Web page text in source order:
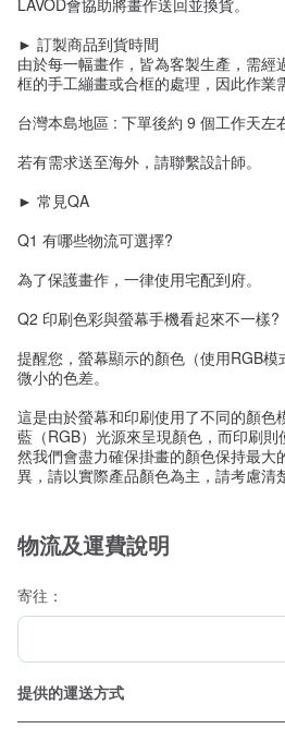
LAVOD會協助將畫作送回並換貨。
► 訂製商品到貨時間
由於每一幅畫作，皆為客製生產，需
框的手工繃畫或合框的處理，因此作業
台灣本島地區 : 下單後約 9 個工作天
若有需求送至海外，請聯繫設計師。
► 常見QA
Q1 有哪些物流可選擇?
為了保護畫作，一律使用宅配到府。
Q2 印刷色彩與螢幕手機看起來不一樣?
提醒您，螢幕顯示的顏色（使用RGB
微小的色差。
這是由於螢幕和印刷使用了不同的顏
藍（RGB）光源來呈現顏色，而印刷
然我們會盡力確保掛畫的顏色保持最
異，請以實際產品顏色為主，請考慮清
物流及運費說明
寄往：
提供的運送方式